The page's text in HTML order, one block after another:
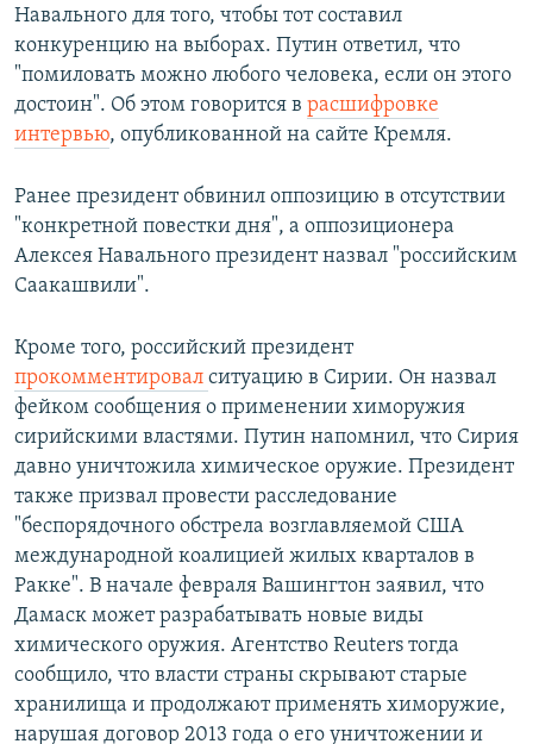
Навального для того, чтобы тот составил
конкуренцию на выборах. Путин ответил, что
"помиловать можно любого человека, если он этого
достоин". Об этом говорится в расшифровке
интервью, опубликованной на сайте Кремля.
Ранее президент обвинил оппозицию в отсутствии
"конкретной повестки дня", а оппозиционера
Алексея Навального президент назвал "российским
Саакашвили".
Кроме того, российский президент
прокомментировал ситуацию в Сирии. Он назвал
фейком сообщения о применении химоружия
сирийскими властями. Путин напомнил, что Сирия
давно уничтожила химическое оружие. Президент
также призвал провести расследование
"беспорядочного обстрела возглавляемой США
международной коалицией жилых кварталов в
Ракке". В начале февраля Вашингтон заявил, что
Дамаск может разрабатывать новые виды
химического оружия. Агентство Reuters тогда
сообщило, что власти страны скрывают старые
хранилища и продолжают применять химоружие,
нарушая договор 2013 года о его уничтожении и